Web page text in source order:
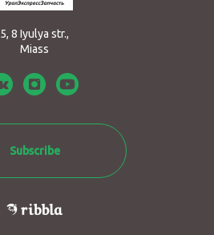
5, 8 Iyulya str.,
Miass
Subscribe